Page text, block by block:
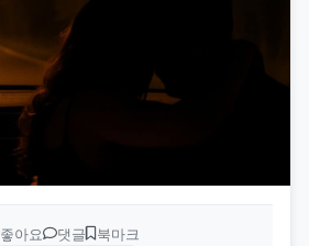
좋아요 댓글 북마크